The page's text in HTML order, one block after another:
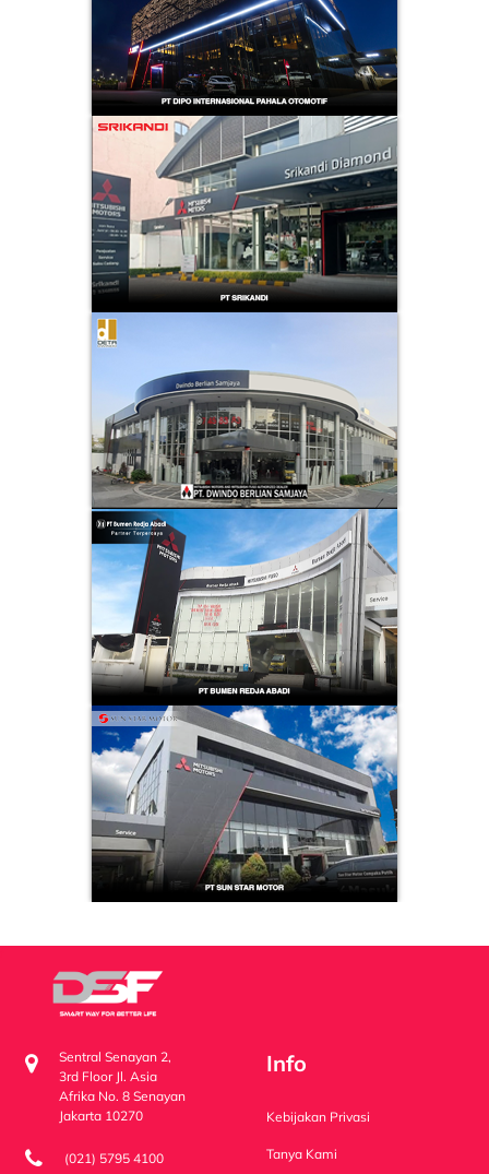
Sentral Senayan 2,
3rd Floor Jl. Asia
Afrika No. 8 Senayan
Jakarta 10270
(021) 5795 4100
Info
Kebijakan Privasi
Tanya Kami